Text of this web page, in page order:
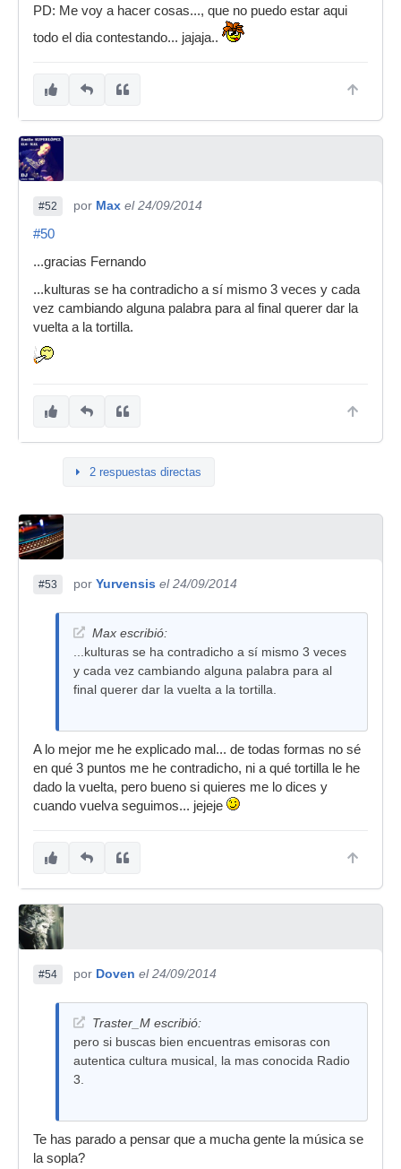
PD: Me voy a hacer cosas..., que no puedo estar aqui
todo el dia contestando... jajaja..
#52 por Max el 24/09/2014
#50
...gracias Fernando
...kulturas se ha contradicho a sí mismo 3 veces y cada
vez cambiando alguna palabra para al final querer dar la
vuelta a la tortilla.
2 respuestas directas
#53 por Yurvensis el 24/09/2014
Max escribió:
...kulturas se ha contradicho a sí mismo 3 veces
y cada vez cambiando alguna palabra para al
final querer dar la vuelta a la tortilla.
A lo mejor me he explicado mal... de todas formas no sé
en qué 3 puntos me he contradicho, ni a qué tortilla le he
dado la vuelta, pero bueno si quieres me lo dices y
cuando vuelva seguimos... jejeje
#54 por Doven el 24/09/2014
Traster_M escribió:
pero si buscas bien encuentras emisoras con
autentica cultura musical, la mas conocida Radio
3.
Te has parado a pensar que a mucha gente la música se
la sopla?